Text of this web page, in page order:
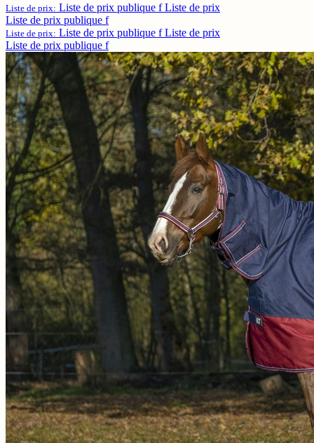
Liste de prix: Liste de prix publique f Liste de prix
Liste de prix publique f
Liste de prix: Liste de prix publique f Liste de prix
Liste de prix publique f